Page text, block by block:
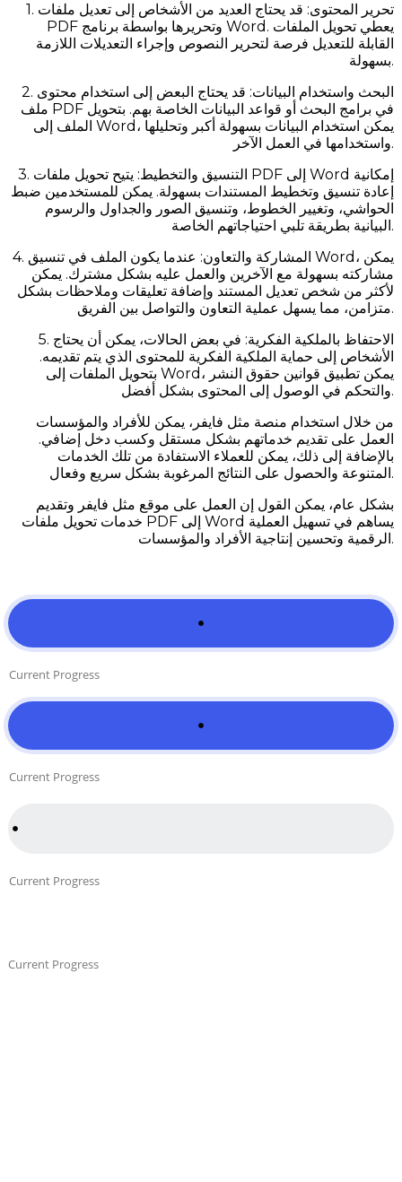
1. تحرير المحتوى: قد يحتاج العديد من الأشخاص إلى تعديل ملفات
PDF وتحريرها بواسطة برنامج Word. يعطي تحويل الملفات
القابلة للتعديل فرصة لتحرير النصوص وإجراء التعديلات اللازمة
بسهولة.
2. البحث واستخدام البيانات: قد يحتاج البعض إلى استخدام محتوى
ملف PDF في برامج البحث أو قواعد البيانات الخاصة بهم. بتحويل
الملف إلى Word، يمكن استخدام البيانات بسهولة أكبر وتحليلها
واستخدامها في العمل الآخر.
3. التنسيق والتخطيط: يتيح تحويل ملفات PDF إلى Word إمكانية
إعادة تنسيق وتخطيط المستندات بسهولة. يمكن للمستخدمين ضبط
الحواشي، وتغيير الخطوط، وتنسيق الصور والجداول والرسوم
البيانية بطريقة تلبي احتياجاتهم الخاصة.
4. المشاركة والتعاون: عندما يكون الملف في تنسيق Word، يمكن
مشاركته بسهولة مع الآخرين والعمل عليه بشكل مشترك. يمكن
لأكثر من شخص تعديل المستند وإضافة تعليقات وملاحظات بشكل
متزامن، مما يسهل عملية التعاون والتواصل بين الفريق.
5. الاحتفاظ بالملكية الفكرية: في بعض الحالات، يمكن أن يحتاج
الأشخاص إلى حماية الملكية الفكرية للمحتوى الذي يتم تقديمه.
بتحويل الملفات إلى Word، يمكن تطبيق قوانين حقوق النشر
والتحكم في الوصول إلى المحتوى بشكل أفضل.
من خلال استخدام منصة مثل فايفر، يمكن للأفراد والمؤسسات
العمل على تقديم خدماتهم بشكل مستقل وكسب دخل إضافي.
بالإضافة إلى ذلك، يمكن للعملاء الاستفادة من تلك الخدمات
المتنوعة والحصول على النتائج المرغوبة بشكل سريع وفعال.
بشكل عام، يمكن القول إن العمل على موقع مثل فايفر وتقديم
خدمات تحويل ملفات PDF إلى Word يساهم في تسهيل العملية
الرقمية وتحسين إنتاجية الأفراد والمؤسسات.
Current Progress
Current Progress
Current Progress
Current Progress